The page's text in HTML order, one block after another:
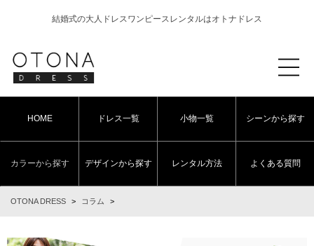
結婚式の大人ドレスワンピースレンタルはオトナドレス
HOME ドレス一覧 小物一覧 シーンから探す
カラーから探す デザインから探す レンタル方法 よくある質問
OTONA DRESS > コラム >